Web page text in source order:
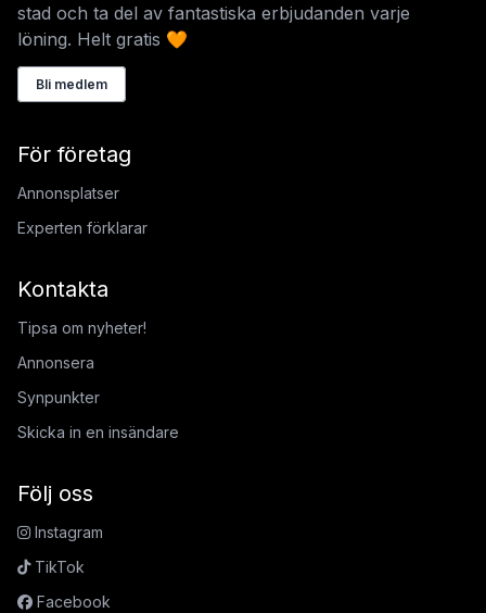
stad och ta del av fantastiska erbjudanden varje
löning. Helt gratis 🧡
Bli medlem
För företag
Annonsplatser
Experten förklarar
Kontakta
Tipsa om nyheter!
Annonsera
Synpunkter
Skicka in en insändare
Följ oss
Instagram
TikTok
Facebook